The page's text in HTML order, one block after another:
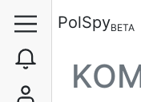
PolSpyBETA